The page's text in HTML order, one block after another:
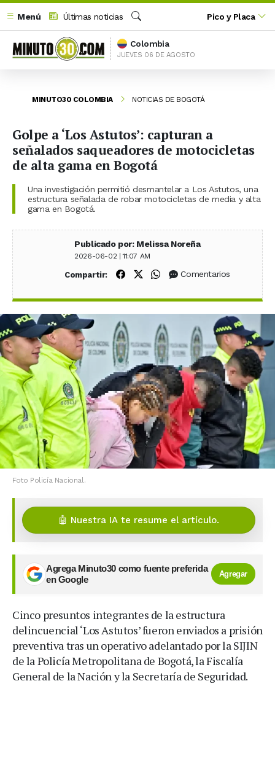
Menú
Últimas noticias
Buscar
Pico y Placa
Colombia
JUEVES 06 DE AGOSTO
MINUTO30 COLOMBIA NOTICIAS DE BOGOTÁ
Golpe a ‘Los Astutos’: capturan a
señalados saqueadores de motocicletas
de alta gama en Bogotá
Una investigación permitió desmantelar a Los Astutos, una
estructura señalada de robar motocicletas de media y alta
gama en Bogotá.
Publicado por: Melissa Noreña
2026-06-02 | 11:07 AM
Compartir: Compartir en Facebook
Compartir en X (Twitter)
Compartir en WhatsApp
Comentarios
Foto Policía Nacional.
🤖 Nuestra IA te resume el artículo.
Agrega Minuto30 como fuente preferida
en Google
Agregar
Cinco presuntos integrantes de la estructura
delincuencial ‘Los Astutos’ fueron enviados a prisión
preventiva tras un operativo adelantado por la SIJIN
de la Policía Metropolitana de Bogotá, la Fiscalía
General de la Nación y la Secretaría de Seguridad.